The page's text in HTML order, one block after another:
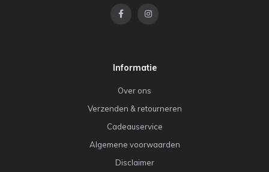
Informatie
Over ons
Verzenden & retourneren
Cadeauservice
Algemene voorwaarden
Disclaimer